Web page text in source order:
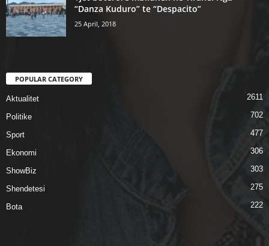
“Danza Kuduro” te “Despacito”
25 April, 2018
POPULAR CATEGORY
Aktualitet 2611
Politike 702
Sport 477
Ekonomi 306
ShowBiz 303
Shendetesi 275
Bota 222